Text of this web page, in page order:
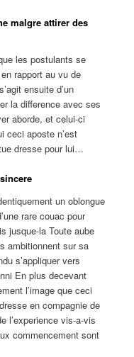
malgre attirer des
les postulants se
rapport au vu de
ensuite d’un
la difference avec ses
aborde, et celui-ci
ceci aposte n’est
dresse pour lui…
un oblongue
rare couac pour
jusque-la Toute aube
ambitionnent sur sa
s’appliquer vers
En plus decevant
l’image que ceci
en compagnie de
l’experience vis-a-vis
commencement sont